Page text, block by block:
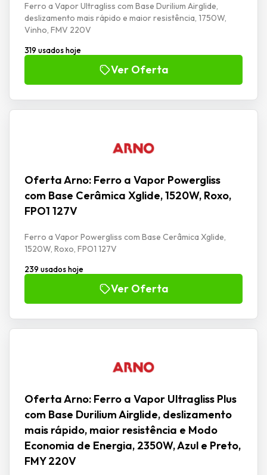
Ferro a Vapor Ultragliss com Base Durilium Airglide,
deslizamento mais rápido e maior resistência, 1750W,
Vinho, FMV 220V
319 usados hoje
Ver Oferta
Oferta Arno: Ferro a Vapor Powergliss
com Base Cerâmica Xglide, 1520W, Roxo,
FPO1 127V
Ferro a Vapor Powergliss com Base Cerâmica Xglide,
1520W, Roxo, FPO1 127V
239 usados hoje
Ver Oferta
Oferta Arno: Ferro a Vapor Ultragliss Plus
com Base Durilium Airglide, deslizamento
mais rápido, maior resistência e Modo
Economia de Energia, 2350W, Azul e Preto,
FMY 220V